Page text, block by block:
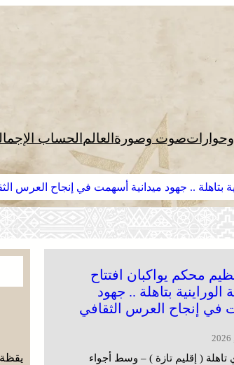
وحواراتصوت وصورة العالم الحساب
بتاهلة .. جهود ميدانية أسهمت في إنجاح العرس
محكم يواكبان افتتاح
الوراينية بتاهلة .. جهود
في إنجاح العرس الثقافي
( إقليم تازة ) – وسط أجواء